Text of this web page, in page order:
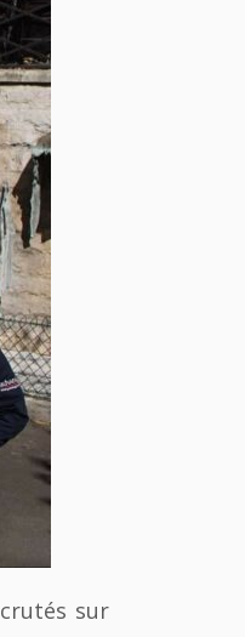
sur